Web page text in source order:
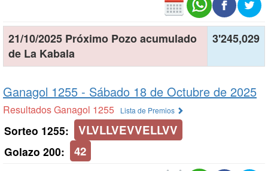
21/10/2025 Próximo Pozo acumulado
de La Kabala
3'245,029
Ganagol 1255 - Sábado 18 de Octubre de 2025
Resultados Ganagol 1255 Lista de Premios
Sorteo 1255: VLVLLVEVVELLVV
Golazo 200: 42